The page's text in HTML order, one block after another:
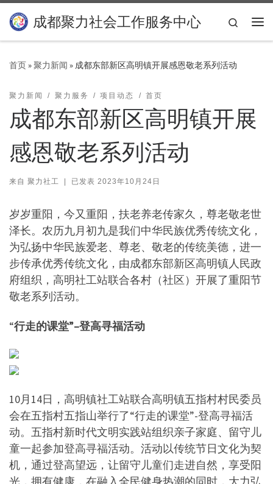
Skip to content
成都聚力社会工作服务中心
Search
首页»聚力新闻 » 成都东部新区高明镇开展感恩敬老系列活动
聚力新闻 聚力服务 项目动态 首页
成都东部新区高明镇开展
感恩敬老系列活动
来自 聚力社工 | 已发表 2023年10月24日
岁岁重阳，今又重阳，扶老养老传家久，尊老敬老世
泽长。农历九月初九是我们中华民族优秀传统文化，
为弘扬中华民族爱老、尊老、敬老的传统美德，进一
步传承优秀传统文化，由成都东部新区高明镇人民政
府组织，高明社工站联合各村（社区）开展了重阳节
敬老系列活动。
“行走的课堂”–登高寻福活动
10月14日，高明镇社工站联合高明镇五指村村民委员
会在五指村五指山举行了“行走的课堂”-登高寻福活
动。五指村新时代文明实践站组织亲子家庭、留守儿
童一起参加登高寻福活动。活动以传统节日文化为契
机，通过登高望远，让留守儿童们走进自然，享受阳
光，拥有健康，在融入全民健身热潮的同时，大力弘